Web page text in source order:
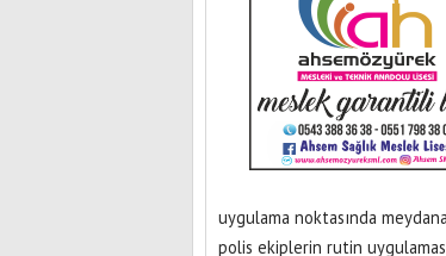
uygulama noktasında
polis ekiplerin rutin